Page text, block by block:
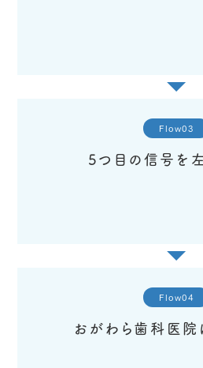
Flow03
5つ目の信号を
Flow04
おがわら歯科医